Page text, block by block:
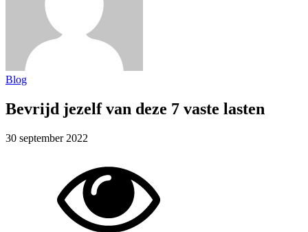
Blog
Bevrijd jezelf van deze 7 vaste lasten
30 september 2022